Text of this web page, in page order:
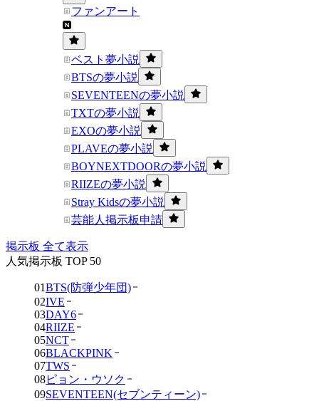
ファンアート
ベスト夢小説
BTSの夢小説
SEVENTEENの夢小説
TXTの夢小説
EXOの夢小説
PLAVEの夢小説
BOYNEXTDOORの夢小説
RIIZEの夢小説
Stray Kidsの夢小説
芸能人掲示板申請
掲示板 全て表示
人気掲示板 TOP 50
01BTS(防弾少年団)
02IVE
03DAY6
04RIIZE
05NCT
06BLACKPINK
07TWS
08ピョン・ウソク
09SEVENTEEN(セブンティーン)